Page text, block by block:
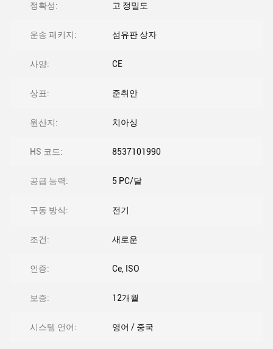
정확성: 고 정밀도
운송 패키지: 섬유판 상자
사양: CE
상표: 준취안
원산지: 치아싱
HS 코드: 8537101990
공급 능력: 5 PC/달
구동 방식: 전기
조건: 새로운
인증: Ce, ISO
보증: 12개월
시스템 언어: 영어 / 중국